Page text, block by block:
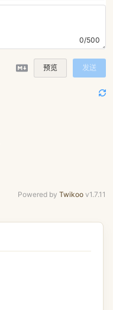
0/500
预览 发送
Powered by Twikoo v1.7.11